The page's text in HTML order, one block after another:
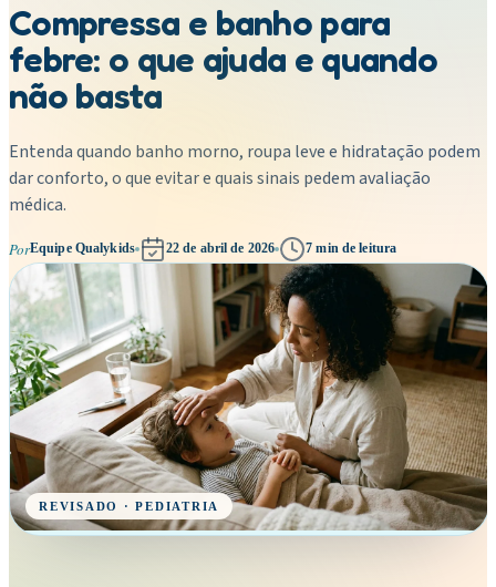
Compressa e banho para
febre: o que ajuda e quando
não basta
Entenda quando banho morno, roupa leve e hidratação podem
dar conforto, o que evitar e quais sinais pedem avaliação
médica.
PorEquipe Qualykids 22 de abril de 2026 7 min de leitura
REVISADO · PEDIATRIA